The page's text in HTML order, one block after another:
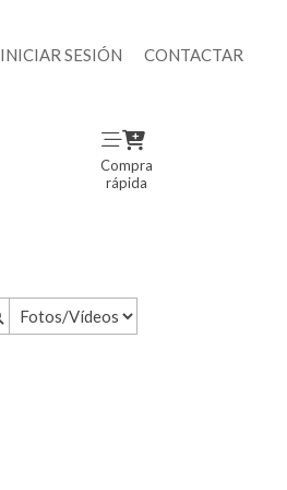
INICIAR SESIÓN CONTACTAR
Compra
rápida